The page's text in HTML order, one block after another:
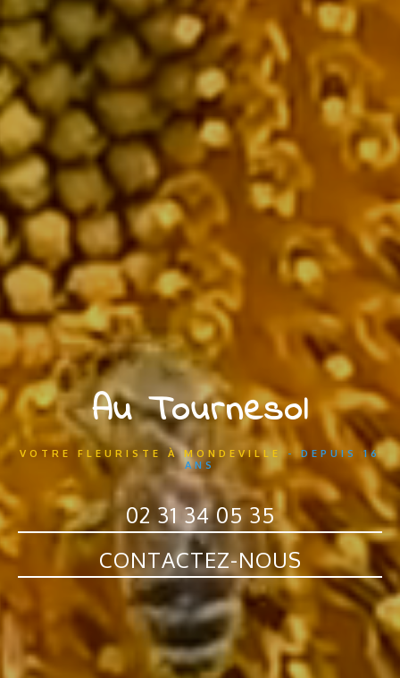
Au Tournesol
VOTRE FLEURISTE À MONDEVILLE - DEPUIS 16
ANS
02 31 34 05 35
CONTACTEZ-NOUS